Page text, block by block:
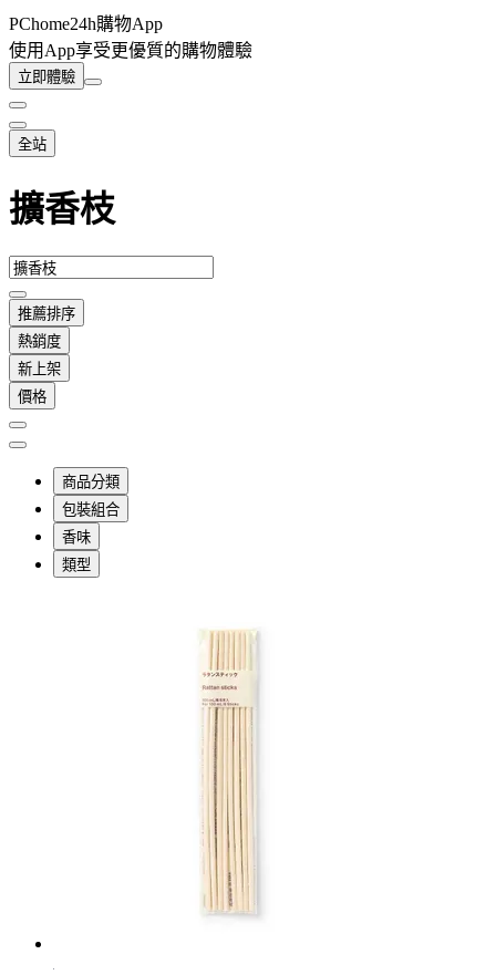
PChome24h購物App
使用App享受更優質的購物體驗
立即體驗
全站
擴香枝
推薦排序
熱銷度
新上架
價格
商品分類
包裝組合
香味
類型